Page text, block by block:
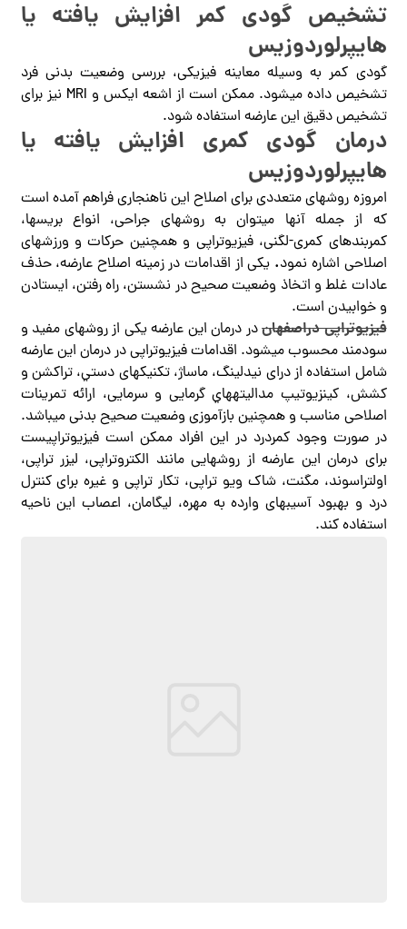
تشخیص گودی کمر افزایش یافته یا
هایپرلوردوزیس
گودی کمر به وسیله معاینه فیزیکی، بررسی وضعیت بدنی فرد
تشخیص داده می­شود. ممکن است از اشعه ایکس و MRI نیز برای
تشخیص دقیق این عارضه استفاده شود.
درمان گودی کمری افزایش یافته یا
هایپرلوردوزیس
امروزه روشهای متعددی برای اصلاح این ناهنجاری فراهم آمده است
که از جمله آنها میتوان به روشهای جراحی، انواع بریسها،
کمربندهای کمری-لگنی، فیزیوتراپی و همچنین حرکات و ورزشهای
اصلاحی اشاره نمود. یکی از اقدامات در زمینه اصلاح عارضه، حذف
عادات غلط و اتخاذ وضعیت صحیح در نشستن، راه رفتن، ایستادن
و خوابیدن است.
فیزیوتراپی دراصفهاندر درمان این عارضه یکی از روش­­های مفید و
سودمند محسوب می­شود. اقدامات فیزیوتراپی در درمان این عارضه
شامل استفاده از درای نیدلینگ، ماساژ، تکنیک­های دستي، تراکشن و
کشش، کینزیوتیپ مداليته­هاي گرمايی و سرمايی، ارائه تمرینات
اصلاحی مناسب و همچنین بازآموزی وضعیت صحیح بدنی می­باشد.
در صورت وجود کمردرد در این افراد ممکن است فیزیوتراپیست
برای درمان این عارضه از روش­هایی مانند الکتروتراپی، ليزر تراپی،
اولتراسوند، مگنت، شاک ویو تراپی، تکار تراپی و غیره برای کنترل
درد و بهبود آسیب­های وارده به مهره، لیگامان، اعصاب این ناحیه
استفاده کند.